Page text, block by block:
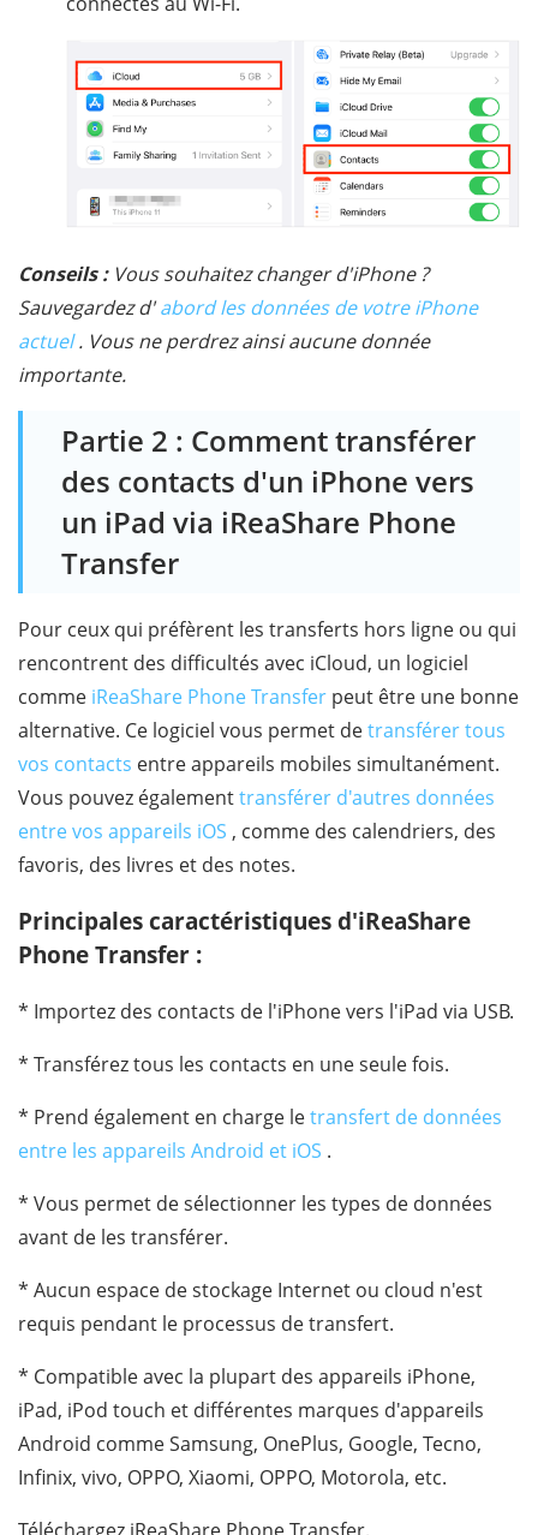
Conseils :Vous souhaitez changer d'iPhone ?
Sauvegardez d'abord les données de votre iPhone
actuel. Vous ne perdrez ainsi aucune donnée
importante.
Partie 2 : Comment transférer
des contacts d'un iPhone vers
un iPad via iReaShare Phone
Transfer
Pour ceux qui préfèrent les transferts hors ligne ou qui
rencontrent des difficultés avec iCloud, un logiciel
comme iReaShare Phone Transfer peut être une bonne
alternative. Ce logiciel vous permet detransférer tous
vos contacts entre appareils mobiles simultanément.
Vous pouvez égalementtransférer d'autres données
entre vos appareils iOS , comme des calendriers, des
favoris, des livres et des notes.
Principales caractéristiques d'iReaShare
Phone Transfer :
* Importez des contacts de l'iPhone vers l'iPad via USB.
* Transférez tous les contacts en une seule fois.
* Prend également en charge letransfert de données
entre les appareils Android et iOS .
* Vous permet de sélectionner les types de données
avant de les transférer.
* Aucun espace de stockage Internet ou cloud n'est
requis pendant le processus de transfert.
* Compatible avec la plupart des appareils iPhone,
iPad, iPod touch et différentes marques d'appareils
Android comme Samsung, OnePlus, Google, Tecno,
Infinix, vivo, OPPO, Xiaomi, OPPO, Motorola, etc.